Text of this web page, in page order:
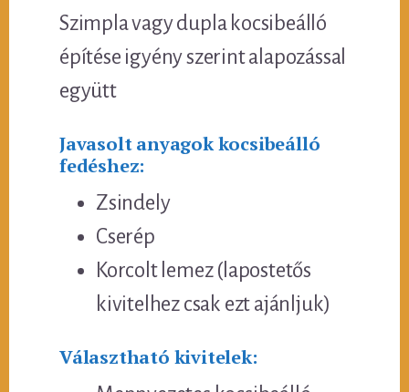
Szimpla vagy dupla kocsibeálló
építése igyény szerint alapozással
együtt
Javasolt anyagok kocsibeálló
fedéshez:
Zsindely
Cserép
Korcolt lemez (lapostetős
kivitelhez csak ezt ajánljuk)
Választható kivitelek: